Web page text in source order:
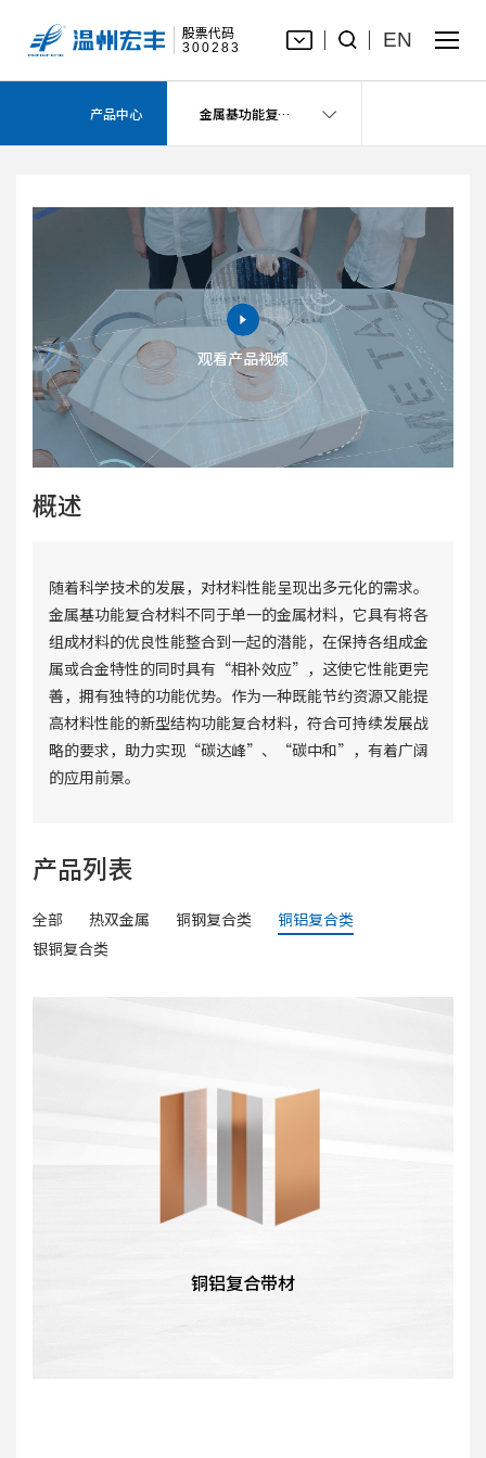
股票代码
300283 EN
产品中心 金属基功能复合材料
金属基功能复合材料
观看产品视频
概述
随着科学技术的发展，对材料性能呈现出多元化的需求。
金属基功能复合材料不同于单一的金属材料，它具有将各
组成材料的优良性能整合到一起的潜能，在保持各组成金
属或合金特性的同时具有“相补效应”，这使它性能更完
善，拥有独特的功能优势。作为一种既能节约资源又能提
高材料性能的新型结构功能复合材料，符合可持续发展战
略的要求，助力实现“碳达峰”、“碳中和”，有着广阔
的应用前景。
产品列表
全部 热双金属 铜钢复合类
铜铝复合类
银铜复合类
铜铝复合带材